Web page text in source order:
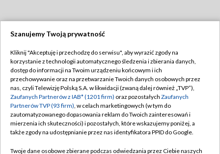
TVP
Abonament TVP
Emisja w TVP
Centrum informacji TVP
Naziemna Telewizja Cyfrowa
Regulamin TVP
Polityka prywatności
Moje zgody
Pomoc
Szanujemy Twoją prywatność
Kliknij "Akceptuję i przechodzę do serwisu", aby wyrazić zgody na
korzystanie z technologii automatycznego śledzenia i zbierania danych,
dostęp do informacji na Twoim urządzeniu końcowym i ich
przechowywanie oraz na przetwarzanie Twoich danych osobowych przez
nas, czyli Telewizję Polską S.A. w likwidacji (zwaną dalej również „TVP”),
Zaufanych Partnerów z IAB* (1201 firm) oraz pozostałych Zaufanych
Partnerów TVP (93 firm), w celach marketingowych (w tym do
zautomatyzowanego dopasowania reklam do Twoich zainteresowań i
mierzenia ich skuteczności) i pozostałych, które wskazujemy poniżej, a
także zgody na udostępnianie przez nas identyfikatora PPID do Google.
Twoje dane osobowe zbierane podczas odwiedzania przez Ciebie naszych